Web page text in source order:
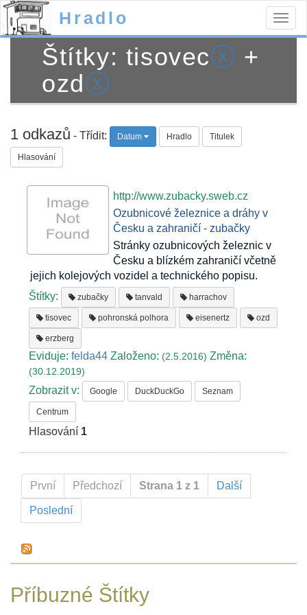
Hradlo
Štítky: tisovecⓧ +
ozdⓧ
1 odkazů - Třídit: Datum Hradlo Titulek
Hlasování
http://www.zubacky.sweb.cz
Ozubnicové železnice a dráhy v
Česku a zahraničí - zubačky
Stránky ozubnicových železnic v
Česku a blízkém zahraničí včetně
jejich kolejových vozidel a technického popisu.
Štítky:
zubačky tanvald harrachov
tisovec pohronská polhora eisenertz ozd
erzberg
Eviduje:felda44 Založeno:(2.5.2016)Změna:
(30.12.2019)
Zobrazit v: Google DuckDuckGo Seznam
Centrum
Hlasování 1
První Předchozí Strana 1 z 1 Další
Poslední
Příbuzné Štítky